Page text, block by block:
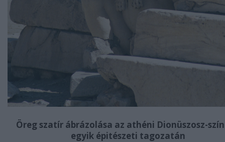
Öreg szatír ábrázolása az athéni Dionüszosz-
egyik épitészeti tagozatán